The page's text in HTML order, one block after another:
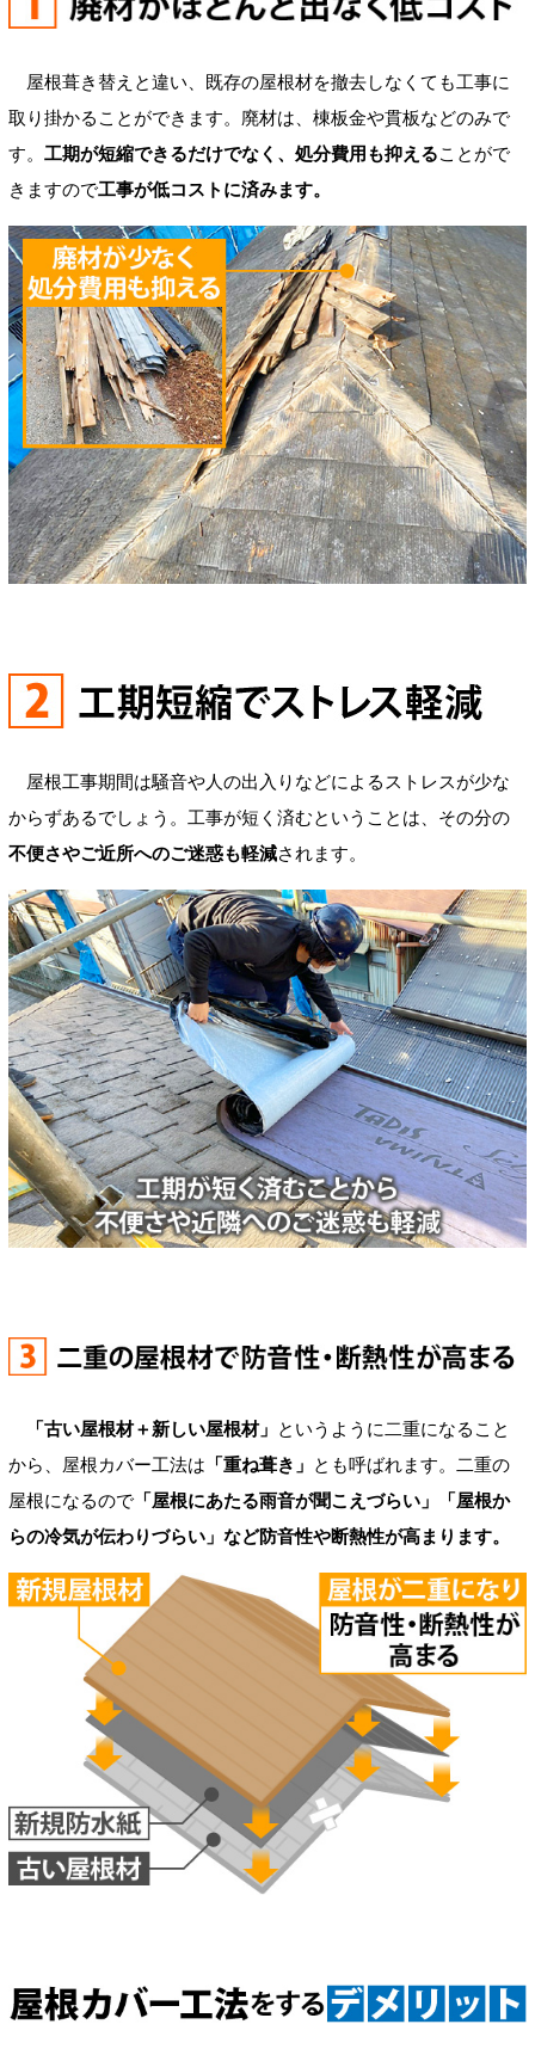
屋根葺き替えと違い、既存の屋根材を撤去しなくても工事に
取り掛かることができます。廃材は、棟板金や貫板などのみで
す。 工期が短縮できるだけでなく、処分費用も抑えることがで
きますので工事が低コストに済みます。
屋根工事期間は騒音や人の出入りなどによるストレスが少な
からずあるでしょう。工事が短く済むということは、その分の
不便さやご近所へのご迷惑も軽減されます。
「古い屋根材＋新しい屋根材」 というように二重になること
から、屋根カバー工法は 「重ね葺き」 とも呼ばれます。二重の
屋根になるので 「屋根にあたる雨音が聞こえづらい」「屋根か
らの冷気が伝わりづらい」など防音性や断熱性が高まります。